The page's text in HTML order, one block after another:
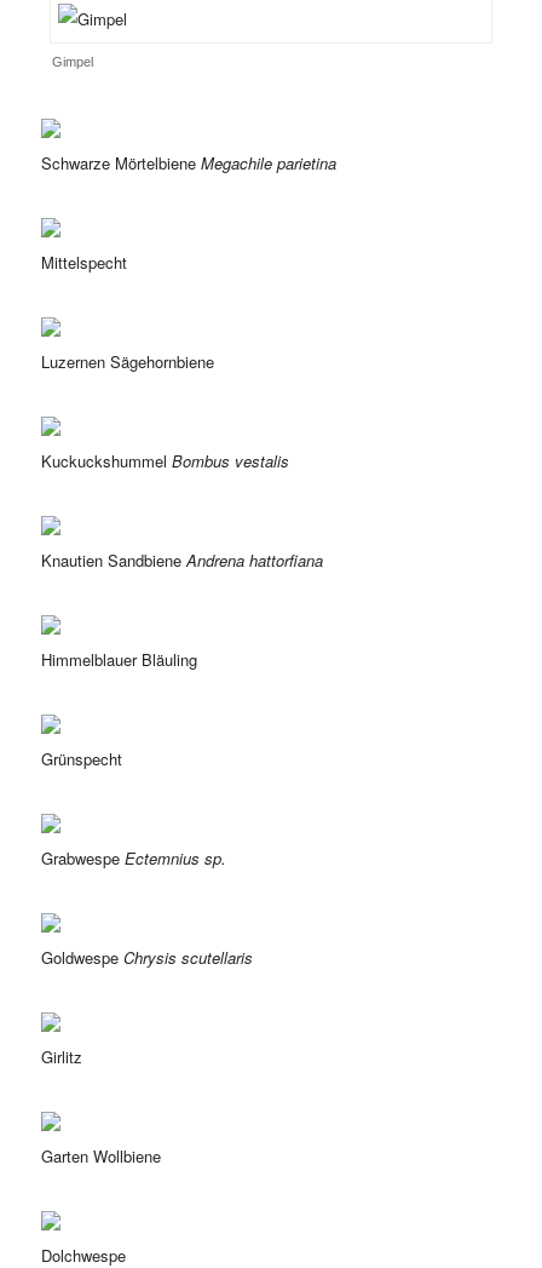
Gimpel
Schwarze MörtelbieneMegachile parietina
Mittelspecht
Luzernen Sägehornbiene
KuckuckshummelBombus vestalis
Knautien SandbieneAndrena hattorfiana
Himmelblauer Bläuling
Grünspecht
GrabwespeEctemnius sp.
GoldwespeChrysis scutellaris
Girlitz
Garten Wollbiene
Dolchwespe